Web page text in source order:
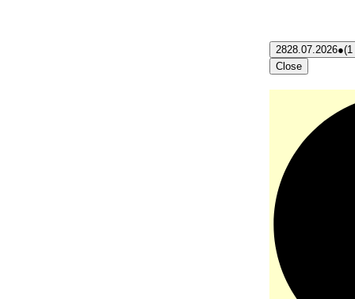
2828.07.2026●(1
Close